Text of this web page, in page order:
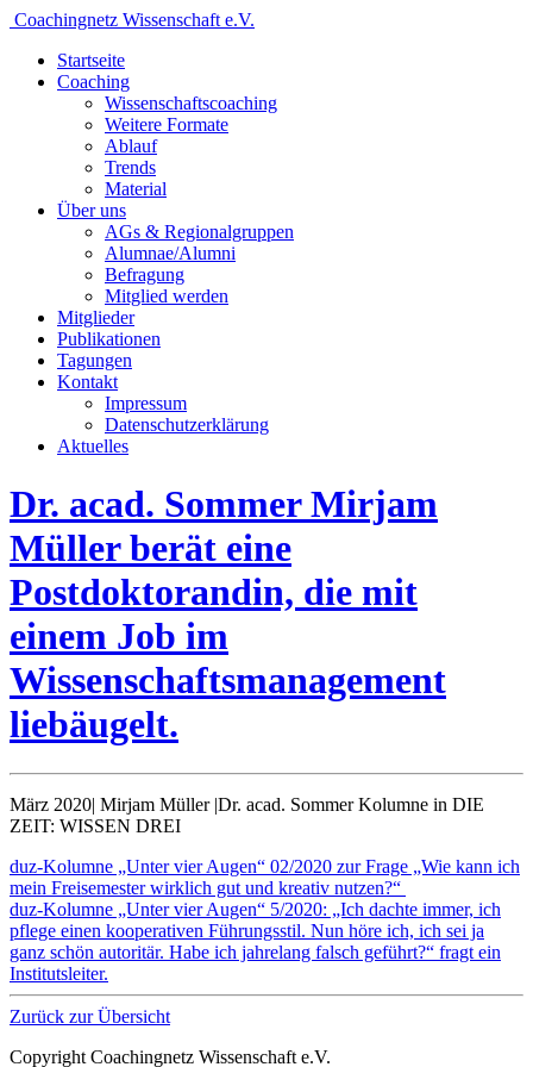
Coachingnetz Wissenschaft e.V.
Startseite
Coaching
Wissenschafts­coaching
Weitere Formate
Ablauf
Trends
Material
Über uns
AGs & Regionalgruppen
Alumnae/Alumni
Befragung
Mitglied werden
Mitglieder
Publikationen
Tagungen
Kontakt
Impressum
Datenschutzerklärung
Aktuelles
Dr. acad. Sommer Mirjam
Müller berät eine
Postdoktorandin, die mit
einem Job im
Wissenschaftsmanagement
liebäugelt.
März 2020| Mirjam Müller |Dr. acad. Sommer Kolumne in DIE
ZEIT: WISSEN DREI
duz-Kolumne „Unter vier Augen“ 02/2020 zur Frage „Wie kann ich
mein Freisemester wirklich gut und kreativ nutzen?“
duz-Kolumne „Unter vier Augen“ 5/2020: „Ich dachte immer, ich
pflege einen kooperativen Führungsstil. Nun höre ich, ich sei ja
ganz schön autoritär. Habe ich jahrelang falsch geführt?“ fragt ein
Institutsleiter.
Zurück zur Übersicht
Copyright Coachingnetz Wissenschaft e.V.